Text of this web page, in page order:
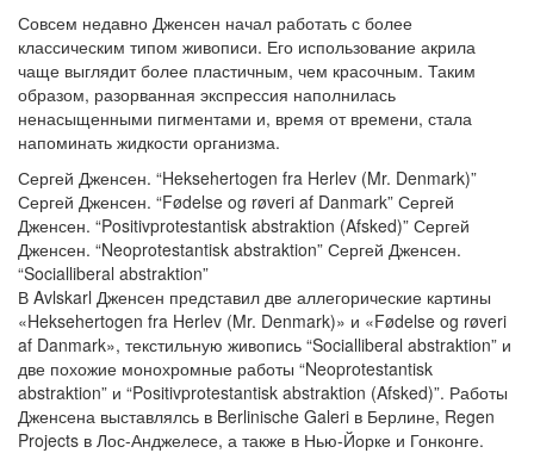
Совсем недавно Дженсен начал работать с более
классическим типом живописи. Его использование акрила
чаще выглядит более пластичным, чем красочным. Таким
образом, разорванная экспрессия наполнилась
ненасыщенными пигментами и, время от времени, стала
напоминать жидкости организма.
Сергей Дженсен. “Heksehertogen fra Herlev (Mr. Denmark)”
Сергей Дженсен. “Fødelse og røveri af Danmark” Сергей
Дженсен. “Positivprotestantisk abstraktion (Afsked)” Сергей
Дженсен. “Neoprotestantisk abstraktion” Сергей Дженсен.
“Socialliberal abstraktion”
В Avlskarl Дженсен представил две аллегорические картины
«Heksehertogen fra Herlev (Mr. Denmark)» и «Fødelse og røveri
af Danmark», текстильную живопись “Socialliberal abstraktion” и
две похожие монохромные работы “Neoprotestantisk
abstraktion” и “Positivprotestantisk abstraktion (Afsked)”. Работы
Дженсена выставлялсь в Berlinische Galeri в Берлине, Regen
Projects в Лос-Анджелесе, а также в Нью-Йорке и Гонконге.